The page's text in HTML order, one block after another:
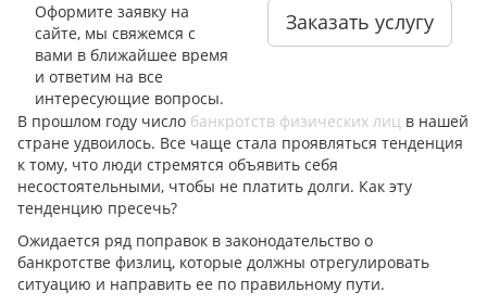
Оформите заявку на
сайте, мы свяжемся с
вами в ближайшее время
и ответим на все
интересующие вопросы.
Заказать услугу
В прошлом году число банкротств физических лиц в нашей
стране удвоилось. Все чаще стала проявляться тенденция
к тому, что люди стремятся объявить себя
несостоятельными, чтобы не платить долги. Как эту
тенденцию пресечь?
Ожидается ряд поправок в законодательство о
банкротстве физлиц, которые должны отрегулировать
ситуацию и направить ее по правильному пути.